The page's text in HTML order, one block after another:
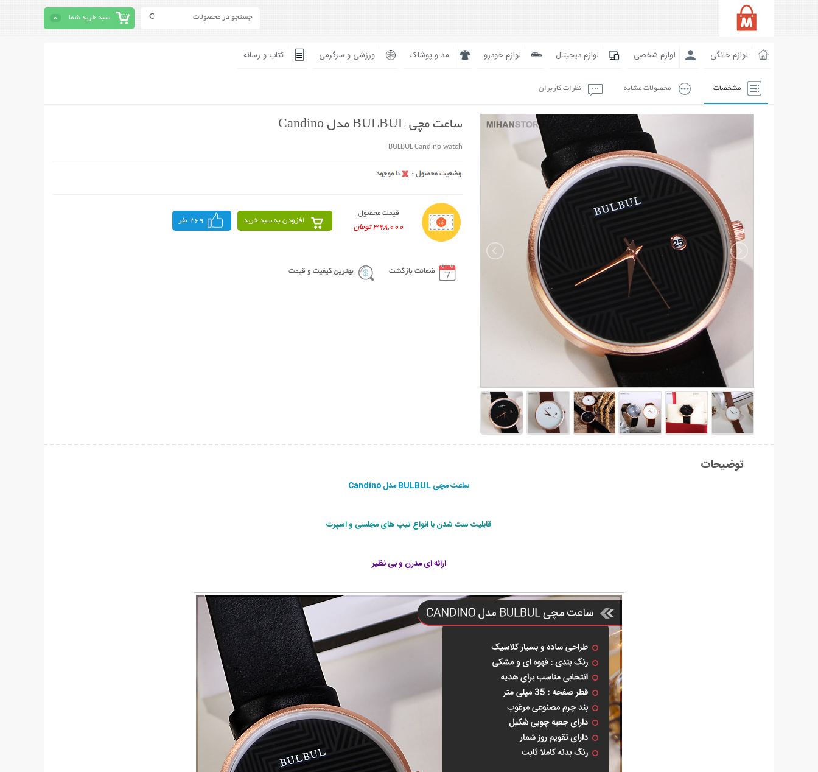
سبد خرید شما 0
لوازم خانگی لوازم شخصی لوازم دیجیتال لوازم خودرو مد و پوشاک ورزشی و سرگرمی کتاب و رسانه
مشخصات محصولات مشابه نظرات کاربران
ساعت مچی BULBUL مدل Candino
BULBUL Candino watch
قیمت محصول
398,000 تومان
افزودن به سبد خرید 269 نفر
ضمانت بازگشت بهترین کیفیت و قیمت
توضیحات
ساعت مچی BULBUL مدل Candino
قابلیت ست شدن با انواع تیپ های مجلسی و اسپرت
ارائه ای مدرن و بی نظير